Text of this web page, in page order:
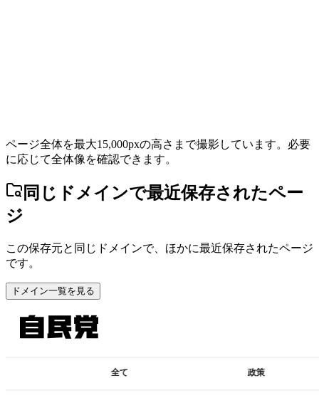
ページ全体を最大15,000pxの高さまで撮影しています。必要
に応じて全体像を確認できます。
同じドメインで最近保存されたペー
ジ
この保存元と同じドメインで、ほかに最近保存されたページ
です。
ドメイン一覧を見る